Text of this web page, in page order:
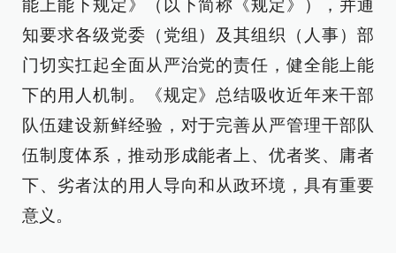
能上能下规定》（以下简称《规定》），并通
知要求各级党委（党组）及其组织（人事）部
门切实扛起全面从严治党的责任，健全能上能
下的用人机制。《规定》总结吸收近年来干部
队伍建设新鲜经验，对于完善从严管理干部队
伍制度体系，推动形成能者上、优者奖、庸者
下、劣者汰的用人导向和从政环境，具有重要
意义。